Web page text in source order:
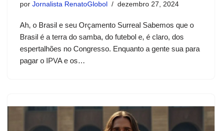
por Jornalista RenatoGlobol dezembro 27, 2024
Ah, o Brasil e seu Orçamento Surreal Sabemos que o
Brasil é a terra do samba, do futebol e, é claro, dos
espertalhões no Congresso. Enquanto a gente sua para
pagar o IPVA e os…